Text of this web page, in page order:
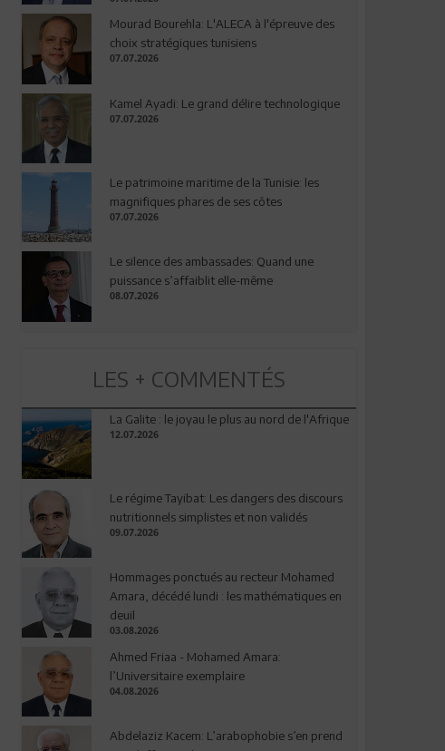
Mourad Bourehla: L'ALECA à l'épreuve des
choix stratégiques tunisiens
07.07.2026
Kamel Ayadi: Le grand délire technologique
07.07.2026
Le patrimoine maritime de la Tunisie: les
magnifiques phares de ses côtes
07.07.2026
Le silence des ambassades: Quand une
puissance s’affaiblit elle-même
08.07.2026
LES + COMMENTÉS
La Galite : le joyau le plus au nord de l'Afrique
12.07.2026
Le régime Tayibat: Les dangers des discours
nutritionnels simplistes et non validés
09.07.2026
Hommages ponctués au recteur Mohamed
Amara, décédé lundi : les mathématiques en
deuil
03.08.2026
Ahmed Friaa - Mohamed Amara:
l’Universitaire exemplaire
04.08.2026
Abdelaziz Kacem: L’arabophobie s’en prend